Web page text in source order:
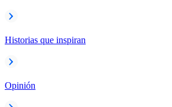
Historias que inspiran
Opinión